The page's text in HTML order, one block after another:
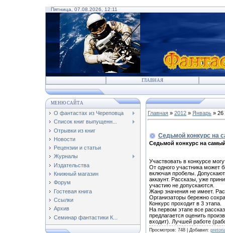
Пятница, 07.08.2026, 12:11
ГЛАВНАЯ
МЕНЮ САЙТА
О фантастах из Череповца
Список книг выпущенн...
Отрывки из книг
Новости
Рецензии и статьи
Журналы
Издательства
Книжный магазин
Форум
Гостевая книга
Ссылки
Архив
Семинар фантастики К...
Главная » 2012 » Январь » 26
Седьмой конкурс на
Седьмой конкурс на
Участвовать в конкурсе
От одного участника может
включая пробелы.
аккаунт. Рассказы, уже
участию не допускаются.
Жанр значения не имеет.
Организаторы бережно
Конкурс проходит в 3 этапа.
На первом этапе все
предлагается оценить
входит). Лучшей работе
Просмотров: 748 Добавил: